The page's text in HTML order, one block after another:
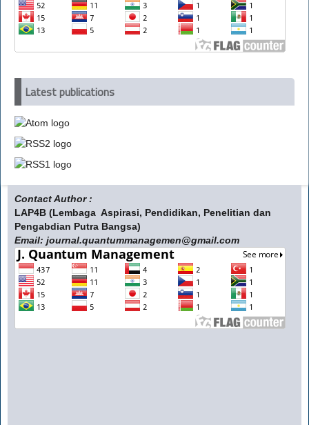
Latest publications
Contact Author :
LAP4B (Lembaga Aspirasi, Pendidikan, Penelitian dan
Pengabdian Putra Bangsa)
Email: journal.quantummanagemen@gmail.com